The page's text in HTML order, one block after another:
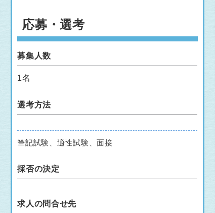
応募・選考
募集人数
1名
選考方法
筆記試験、適性試験、面接
採否の決定
求人の問合せ先